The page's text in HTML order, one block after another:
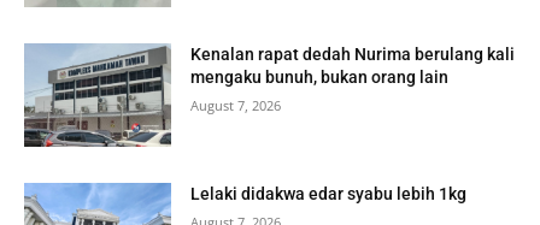
Kenalan rapat dedah Nurima berulang kali
mengaku bunuh, bukan orang lain
August 7, 2026
Lelaki didakwa edar syabu lebih 1kg